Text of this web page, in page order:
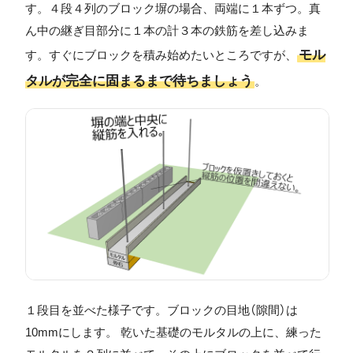
す。４段４列のブロック塀の場合、両端に１本ずつ。真
ん中の継ぎ目部分に１本の計３本の鉄筋を差し込みま
す。すぐにブロックを積み始めたいところですが、
モル
タルが完全に固まるまで待ちましょう 。
１段目を並べた様子です。ブロックの目地（隙間）は
10mmにします。 乾いた基礎のモルタルの上に、練った